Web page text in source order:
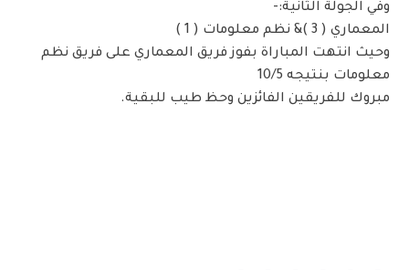
وفي الجولة الثانية:-
المعماري ( 3 )& نظم معلومات ( 1 )
وحيث انتهت المباراة بفوز فريق المعماري على فريق نظم
معلومات بنتيجه 10/5
مبروك للفريقين الفائزين وحظ طيب للبقية.